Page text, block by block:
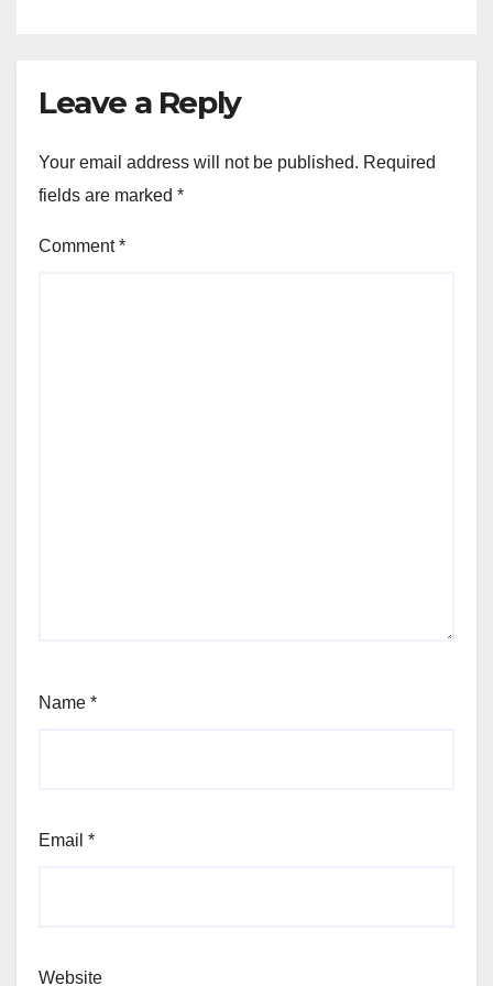
Leave a Reply
Your email address will not be published. Required
fields are marked *
Comment*
Name *
Email *
Website